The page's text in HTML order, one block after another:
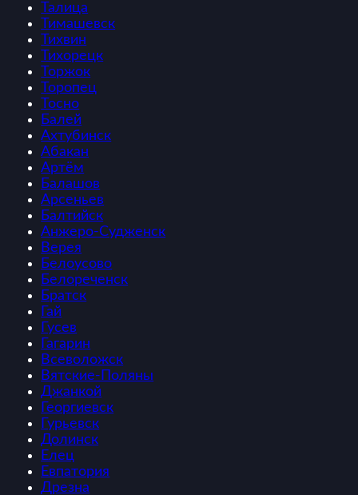
Талица
Тимашевск
Тихвин
Тихорецк
Торжок
Торопец
Тосно
Балей
Ахтубинск
Абакан
Артём
Балашов
Арсеньев
Балтийск
Анжеро-Судженск
Верея
Белоусово
Белореченск
Братск
Гай
Гусев
Гагарин
Всеволожск
Вятские-Поляны
Джанкой
Георгиевск
Гурьевск
Долинск
Елец
Евпатория
Дрезна